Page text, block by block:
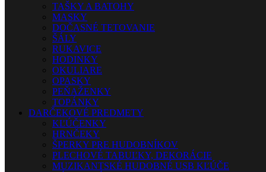
TAŠKY A BATOHY
MASKY
DOČASNÉ TETOVANIE
ŠÁLY
RUKAVICE
HODINKY
OKULIARE
OPASKY
PEŇAŽENKY
TOPÁNKY
DARČEKOVÉ PREDMETY
KĽÚČENKY
HRNČEKY
ŠPERKY PRE HUDOBNÍKOV
PLECHOVÉ TABUĽKY, DEKORÁCIE
MUZIKANTSKÉ HUDOBNÉ USB KĽÚČE